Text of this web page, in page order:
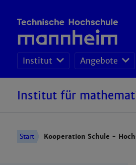
Institut Angebote
Institut für
Start Kooperation Schule -